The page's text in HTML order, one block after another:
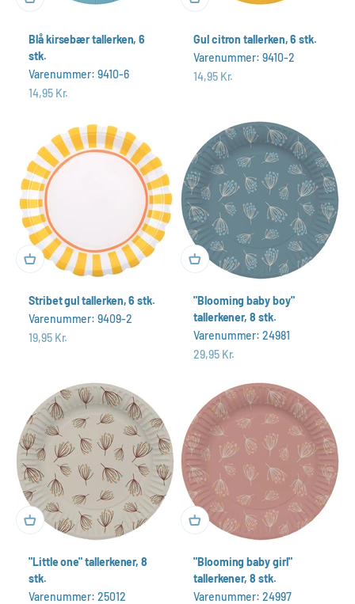
Blå kirsebær tallerken, 6
stk.
Varenummer: 9410-6
Salgspris
14,95 Kr.
Gul citron tallerken, 6 stk.
Varenummer: 9410-2
Salgspris
14,95 Kr.
Stribet gul tallerken, 6 stk.
Varenummer: 9409-2
Salgspris
19,95 Kr.
"Blooming baby boy"
tallerkener, 8 stk.
Varenummer: 24981
Salgspris
29,95 Kr.
"Little one" tallerkener, 8
stk.
Varenummer: 25012
"Blooming baby girl"
tallerkener, 8 stk.
Varenummer: 24997